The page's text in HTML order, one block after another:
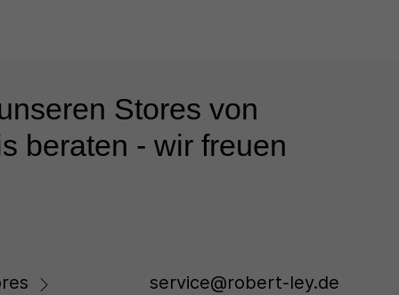
Stores von
beraten - wir freuen
service@robert-ley.de